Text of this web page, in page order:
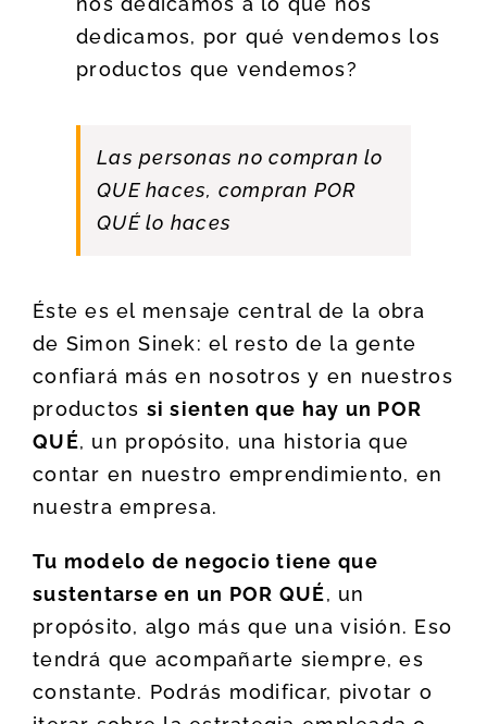
dedicamos, por qué vendemos los
productos que vendemos?
Las personas no compran lo
QUE haces, compran POR
QUÉ lo haces
Éste es el mensaje central de la obra
de Simon Sinek: el resto de la gente
confiará más en nosotros y en nuestros
productos si sienten que hay un POR
QUÉ, un propósito, una historia que
contar en nuestro emprendimiento, en
nuestra empresa.
Tu modelo de negocio tiene que
sustentarse en un POR QUÉ, un
propósito, algo más que una visión. Eso
tendrá que acompañarte siempre, es
constante. Podrás modificar, pivotar o